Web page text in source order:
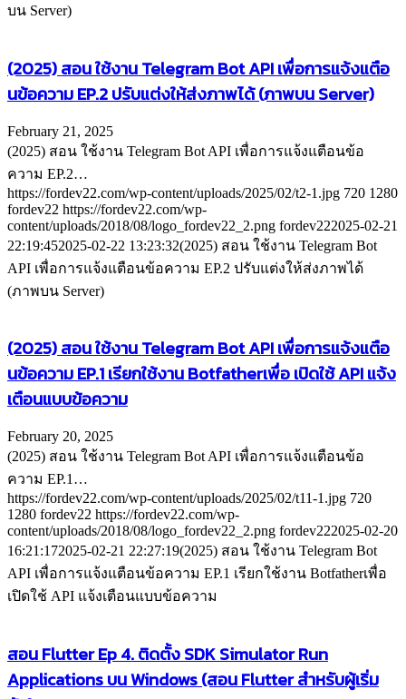
บน Server)
(2025) สอน ใช้งาน Telegram Bot API เพื่อการแจ้งแตือ
นข้อความ EP.2 ปรับแต่งให้ส่งภาพได้ (ภาพบน Server)
February 21, 2025
(2025) สอน ใช้งาน Telegram Bot API เพื่อการแจ้งแตือนข้อ
ความ EP.2…
https://fordev22.com/wp-content/uploads/2025/02/t2-1.jpg 720 1280
fordev22 https://fordev22.com/wp-
content/uploads/2018/08/logo_fordev22_2.png fordev222025-02-21
22:19:452025-02-22 13:23:32(2025) สอน ใช้งาน Telegram Bot
API เพื่อการแจ้งแตือนข้อความ EP.2 ปรับแต่งให้ส่งภาพได้
(ภาพบน Server)
(2025) สอน ใช้งาน Telegram Bot API เพื่อการแจ้งแตือ
นข้อความ EP.1 เรียกใช้งาน Botfatherเพื่อ เปิดใช้ API แจ้ง
เตือนแบบข้อความ
February 20, 2025
(2025) สอน ใช้งาน Telegram Bot API เพื่อการแจ้งแตือนข้อ
ความ EP.1…
https://fordev22.com/wp-content/uploads/2025/02/t11-1.jpg 720
1280 fordev22 https://fordev22.com/wp-
content/uploads/2018/08/logo_fordev22_2.png fordev222025-02-20
16:21:172025-02-21 22:27:19(2025) สอน ใช้งาน Telegram Bot
API เพื่อการแจ้งแตือนข้อความ EP.1 เรียกใช้งาน Botfatherเพื่อ
เปิดใช้ API แจ้งเตือนแบบข้อความ
สอน Flutter Ep 4. ติดตั้ง SDK Simulator Run
Applications บน Windows (สอน Flutter สำหรับผู้เริ่ม